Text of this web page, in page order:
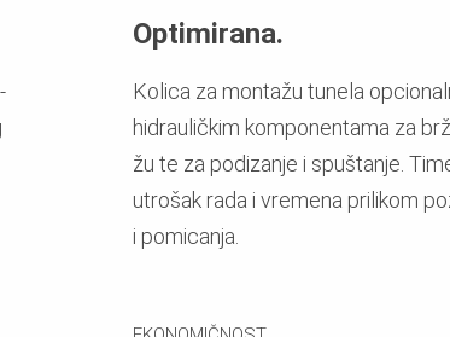
Optimirana.
Kolica za montažu tunela
hidrauličkim komponentama za
žu te za podizanje i spuštanje.
utrošak rada i vremena prilikom
i pomicanja.